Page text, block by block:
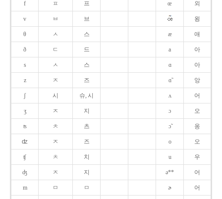
f ㅍ 프 œ 외
v ㅂ 브 욍
θ ㅅ 스 æ 애
ð ㄷ 드 a 아
s ㅅ 스 ɑ 아
z ㅈ 즈 ɑ̃ 앙
ʃ 시 슈, 시 ʌ 어
ʒ ㅈ 지 ɔ 오
ʦ ㅊ 츠 ɔ̃ 옹
ʣ ㅈ 즈 o 오
ʧ ㅊ 치 u 우
ʤ ㅈ 지 ə** 어
m ㅁ ㅁ ɚ 어